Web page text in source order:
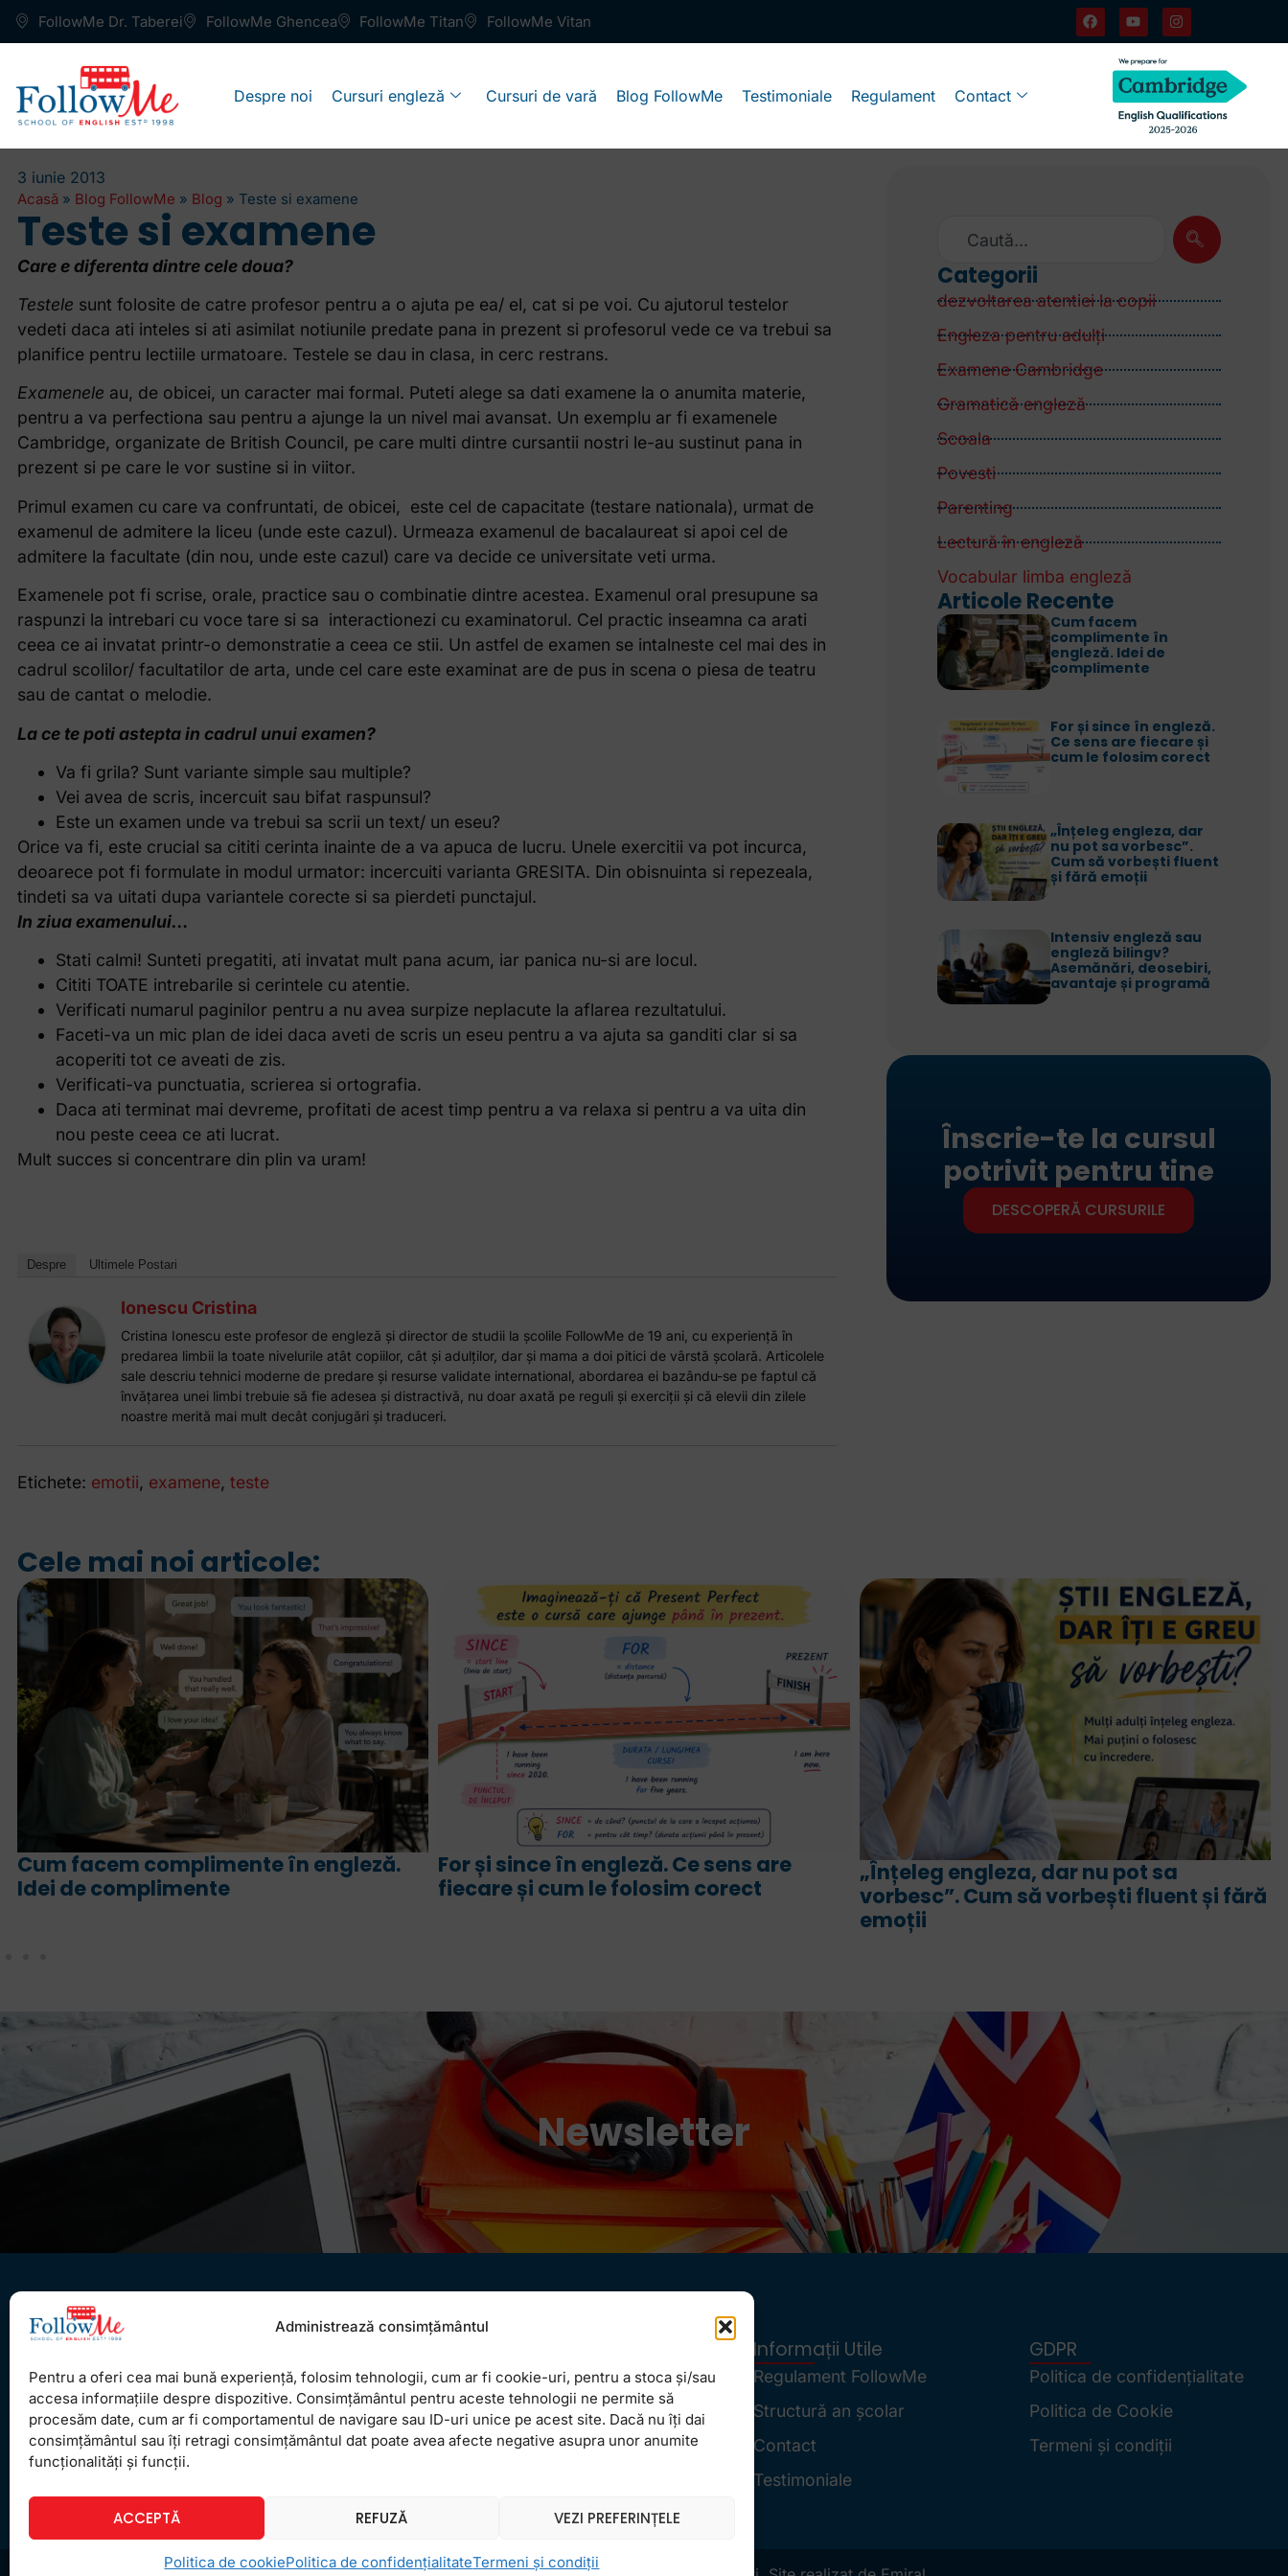
Administrează consimțământul
Pentru a oferi cea mai bună experiență, folosim tehnologii, cum ar fi cookie-uri, pentru a stoca și/sau
accesa informațiile despre dispozitive. Consimțământul pentru aceste tehnologii ne permite să
procesăm date, cum ar fi comportamentul de navigare sau ID-uri unice pe acest site. Dacă nu îți dai
consimțământul sau îți retragi consimțământul dat poate avea afecte negative asupra unor anumite
funcționalități și funcții.
ACCEPTĂ REFUZĂ VEZI PREFERINȚELE
Politica de cookiePolitica de confidențialitateTermeni și condiții
FollowMe Dr. Taberei FollowMe Ghencea FollowMe Titan FollowMe Vitan
Despre noi Cursuri engleză Cursuri de vară Blog FollowMe Testimoniale Regulament Contact
3 iunie 2013
Acasă » Blog FollowMe » Blog » Teste si examene
Teste si examene
Care e diferenta dintre cele doua?
Testele sunt folosite de catre profesor pentru a o ajuta pe ea/ el, cat si pe voi. Cu ajutorul testelor
vedeti daca ati inteles si ati asimilat notiunile predate pana in prezent si profesorul vede ce va trebui sa
planifice pentru lectiile urmatoare. Testele se dau in clasa, in cerc restrans.
Examenele au, de obicei, un caracter mai formal. Puteti alege sa dati examene la o anumita materie,
pentru a va perfectiona sau pentru a ajunge la un nivel mai avansat. Un exemplu ar fi examenele
Cambridge, organizate de British Council, pe care multi dintre cursantii nostri le-au sustinut pana in
prezent si pe care le vor sustine si in viitor.
Primul examen cu care va confruntati, de obicei, este cel de capacitate (testare nationala), urmat de
examenul de admitere la liceu (unde este cazul). Urmeaza examenul de bacalaureat si apoi cel de
admitere la facultate (din nou, unde este cazul) care va decide ce universitate veti urma.
Examenele pot fi scrise, orale, practice sau o combinatie dintre acestea. Examenul oral presupune sa
raspunzi la intrebari cu voce tare si sa interactionezi cu examinatorul. Cel practic inseamna ca arati
ceea ce ai invatat printr-o demonstratie a ceea ce stii. Un astfel de examen se intalneste cel mai des in
cadrul scolilor/ facultatilor de arta, unde cel care este examinat are de pus in scena o piesa de teatru
sau de cantat o melodie.
La ce te poti astepta in cadrul unui examen?
Va fi grila? Sunt variante simple sau multiple?
Vei avea de scris, incercuit sau bifat raspunsul?
Este un examen unde va trebui sa scrii un text/ un eseu?
Orice va fi, este crucial sa cititi cerinta inainte de a va apuca de lucru. Unele exercitii va pot incurca,
deoarece pot fi formulate in modul urmator: incercuiti varianta GRESITA. Din obisnuinta si repezeala,
tindeti sa va uitati dupa variantele corecte si sa pierdeti punctajul.
In ziua examenului…
Stati calmi! Sunteti pregatiti, ati invatat mult pana acum, iar panica nu-si are locul.
Cititi TOATE intrebarile si cerintele cu atentie.
Verificati numarul paginilor pentru a nu avea surpize neplacute la aflarea rezultatului.
Faceti-va un mic plan de idei daca aveti de scris un eseu pentru a va ajuta sa ganditi clar si sa
acoperiti tot ce aveati de zis.
Verificati-va punctuatia, scrierea si ortografia.
Daca ati terminat mai devreme, profitati de acest timp pentru a va relaxa si pentru a va uita din
nou peste ceea ce ati lucrat.
Mult succes si concentrare din plin va uram!
Despre Ultimele Postari
Ionescu Cristina
Cristina Ionescu este profesor de engleză și director de studii la școlile FollowMe de 19 ani, cu experiență în
predarea limbii la toate nivelurile atât copiilor, cât și adulților, dar și mama a doi pitici de vârstă școlară. Articolele
sale descriu tehnici moderne de predare și resurse validate international, abordarea ei bazându-se pe faptul că
învățarea unei limbi trebuie să fie adesea și distractivă, nu doar axată pe reguli și exerciții și că elevii din zilele
noastre merită mai mult decât conjugări și traduceri.
Etichete: emotii, examene, teste
Categorii
dezvoltarea atentiei la copii
Engleza pentru adulţi
Examene Cambridge
Gramatică engleză
Scoala
Povesti
Parenting
Lectură în engleză
Vocabular limba engleză
Articole Recente
Cum facem
complimente în
engleză. Idei de
complimente
For și since în engleză.
Ce sens are fiecare și
cum le folosim corect
„Înțeleg engleza, dar
nu pot sa vorbesc”.
Cum să vorbești fluent
și fără emoții
Intensiv engleză sau
engleză bilingv?
Asemănări, deosebiri,
avantaje și programă
Înscrie-te la cursul
potrivit pentru tine
DESCOPERĂ CURSURILE
Cele mai noi articole:
For și since în engleză. Ce sens are
fiecare și cum le folosim corect
„Înțeleg engleza, dar nu pot sa
vorbesc”. Cum să vorbești fluent și fără
Intensiv engleză sau engleză
Asemănări, deosebiri, avantaje și
programă
Newsletter
Ceea ce ne ghidează pe toţi cei din echipa
FollowMe este motto-ulÎnvaţă zâmbind. Vrem să
realizăm asta pentru toţi cei care ne trec pragul,
copii sau adulţi.
FollowMe Dr. Taberei
FollowMe Ghencea
FollowMe Titan
Informații Utile
Regulament FollowMe
Structură an școlar
Contact
Testimoniale
GDPR
Politica de confidențialitate
Politica de Cookie
Termeni și condiții